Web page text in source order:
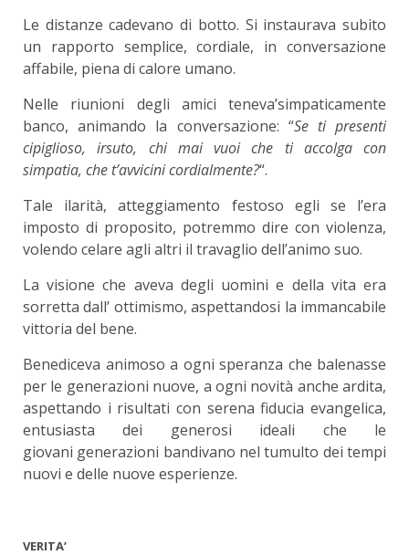
Le distanze cadevano di botto. Si instaurava subito
un rapporto semplice, cordiale, in conversazione
affabile, piena di calore umano.
Nelle riunioni degli amici teneva’simpaticamente
banco, animando la conversazione: “Se ti presenti
cipiglioso, irsuto, chi mai vuoi che ti accolga con
simpatia, che t’avvicini cordialmente?“.
Tale ilarità, atteggiamento festoso egli se l’era
imposto di proposito, potremmo dire con violenza,
volendo celare agli altri il travaglio dell’animo suo.
La visione che aveva degli uomini e della vita era
sorretta dall’ ottimismo, aspettandosi la immancabile
vittoria del bene.
Benediceva animoso a ogni speranza che balenasse
per le generazioni nuove, a ogni novità anche ardita,
aspettando i risultati con serena fiducia evangelica,
entusiasta dei generosi ideali che le
giovani generazioni bandivano nel tumulto dei tempi
nuovi e delle nuove esperienze.
VERITA’